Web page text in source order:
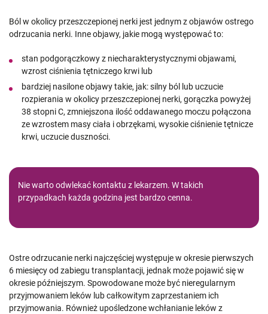
Ból w okolicy przeszczepionej nerki jest jednym z objawów ostrego
odrzucania nerki. Inne objawy, jakie mogą występować to:
stan podgorączkowy z niecharakterystycznymi objawami,
wzrost ciśnienia tętniczego krwi lub
bardziej nasilone objawy takie, jak: silny ból lub uczucie
rozpierania w okolicy przeszczepionej nerki, gorączka powyżej
38 stopni C, zmniejszona ilość oddawanego moczu połączona
ze wzrostem masy ciała i obrzękami, wysokie ciśnienie tętnicze
krwi, uczucie duszności.
Nie warto odwlekać kontaktu z lekarzem. W takich
przypadkach każda godzina jest bardzo cenna.
Ostre odrzucanie nerki najczęściej występuje w okresie pierwszych
6 miesięcy od zabiegu transplantacji, jednak może pojawić się w
okresie późniejszym. Spowodowane może być nieregularnym
przyjmowaniem leków lub całkowitym zaprzestaniem ich
przyjmowania. Również upośledzone wchłanianie leków z